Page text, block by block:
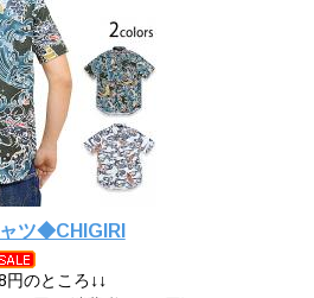
ツ◆CHIGIRI
円のところ↓↓